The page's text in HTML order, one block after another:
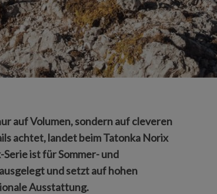
auf Volumen, sondern auf cleveren
achtet, landet beim Tatonka Norix
ist für Sommer- und
und setzt auf hohen
Ausstattung.